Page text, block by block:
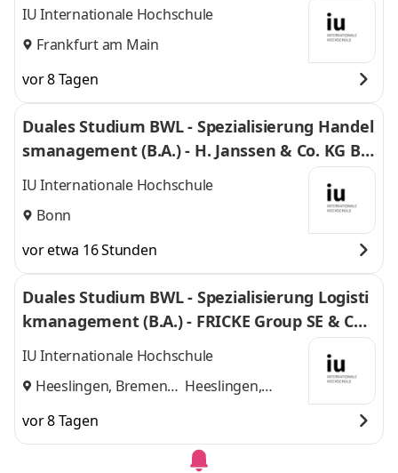
IU Internationale Hochschule
Frankfurt am Main
vor 8 Tagen
Duales Studium BWL - Spezialisierung Handel
smanagement (B.A.) - H. Janssen & Co. KG Bo
nn
IU Internationale Hochschule
Bonn
vor etwa 16 Stunden
Duales Studium BWL - Spezialisierung Logisti
kmanagement (B.A.) - FRICKE Group SE & Co.
KG
IU Internationale Hochschule
Heeslingen, Bremen
Heeslingen,
vor 8 Tagen